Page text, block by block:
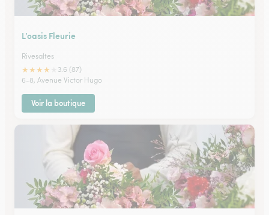
L’oasis Fleurie
Rivesaltes
★★★★
3.6 (87)
6-8, Avenue Victor Hugo
Voir la boutique